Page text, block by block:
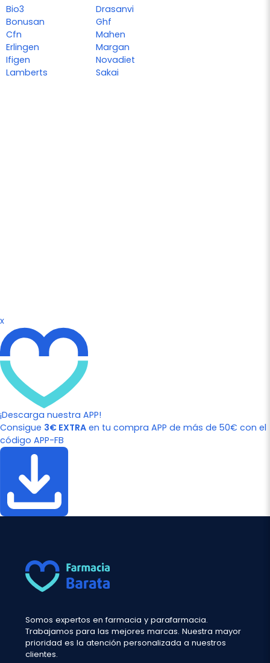
Bio3
Bonusan
Cfn
Erlingen
Ifigen
Lamberts
Drasanvi
Ghf
Mahen
Margan
Novadiet
Sakai
x
¡Descarga nuestra APP!
Consigue 3€ EXTRA en tu compra APP de más de 50€ con el
código APP-FB
Somos expertos en farmacia y parafarmacia.
Trabajamos para las mejores marcas. Nuestra mayor
prioridad es la atención personalizada a nuestros
clientes.